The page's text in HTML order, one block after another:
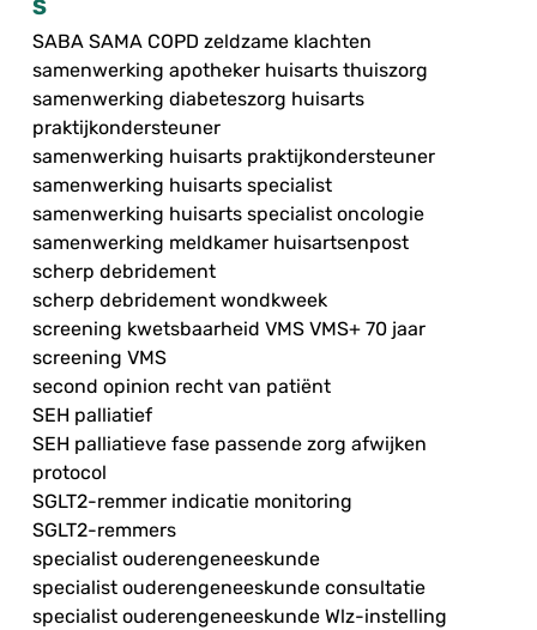
S
SABA SAMA COPD zeldzame klachten
samenwerking apotheker huisarts thuiszorg
samenwerking diabeteszorg huisarts
praktijkondersteuner
samenwerking huisarts praktijkondersteuner
samenwerking huisarts specialist
samenwerking huisarts specialist oncologie
samenwerking meldkamer huisartsenpost
scherp debridement
scherp debridement wondkweek
screening kwetsbaarheid VMS VMS+ 70 jaar
screening VMS
second opinion recht van patiënt
SEH palliatief
SEH palliatieve fase passende zorg afwijken
protocol
SGLT2-remmer indicatie monitoring
SGLT2-remmers
specialist ouderengeneeskunde
specialist ouderengeneeskunde consultatie
specialist ouderengeneeskunde Wlz-instelling